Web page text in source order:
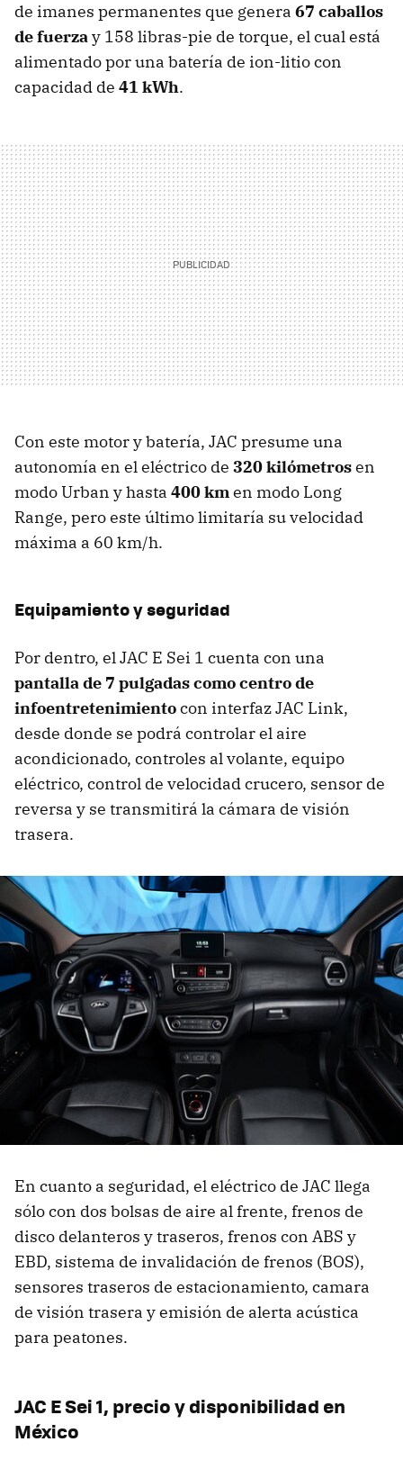
de imanes permanentes que genera 67 caballos
de fuerzay 158 libras-pie de torque, el cual está
alimentado por una batería de ion-litio con
capacidad de 41 kWh.
Con este motor y batería, JAC presume una
autonomía en el eléctrico de 320 kilómetrosen
modo Urban y hasta 400 kmen modo Long
Range, pero este último limitaría su velocidad
máxima a 60 km/h.
Equipamiento y seguridad
Por dentro, el JAC E Sei 1 cuenta con una
pantalla de 7 pulgadas como centro de
infoentretenimientocon interfaz JAC Link,
desde donde se podrá controlar el aire
acondicionado, controles al volante, equipo
eléctrico, control de velocidad crucero, sensor de
reversa y se transmitirá la cámara de visión
trasera.
En cuanto a seguridad, el eléctrico de JAC llega
sólo con dos bolsas de aire al frente, frenos de
disco delanteros y traseros, frenos con ABS y
EBD, sistema de invalidación de frenos (BOS),
sensores traseros de estacionamiento, camara
de visión trasera y emisión de alerta acústica
para peatones.
JAC E Sei 1, precio y disponibilidad en
México